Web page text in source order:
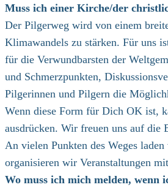
Muss ich einer Kirche/der
Der Pilgerweg wird von einem
Klimawandels zu stärken. Für uns
für die Verwundbarsten der
und Schmerzpunkten,
Pilgerinnen und Pilgern die
Wenn diese Form für Dich OK ist,
ausdrücken. Wir freuen uns auf die
An vielen Punkten des Weges
organisieren wir Veranstaltungen
Wo muss ich mich melden, wenn